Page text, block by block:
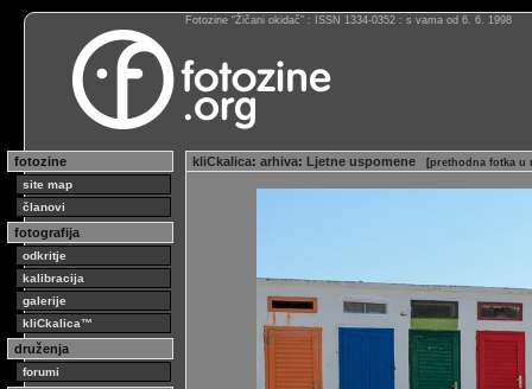
Fotozine “Žičani okidač” : ISSN 1334-0352 : s vama od 6. 6. 1998
fotozine
site map
članovi
fotografija
odkritje
kalibracija
galerije
kliCkalica™
druženja
forumi
kliCkalica: arhiva: Ljetne uspomene [prethodna fotka u